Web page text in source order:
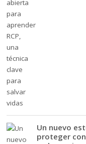
Un nuevo
proteger